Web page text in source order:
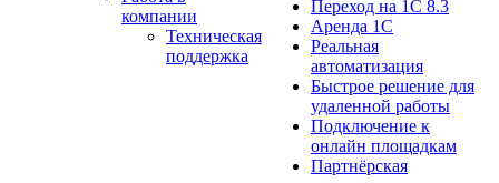
компании
Техническая
поддержка
Переход на 1С 8.3
Аренда 1С
Реальная
автоматизация
Быстрое решение для
удаленной работы
Подключение к
онлайн площадкам
Партнёрская